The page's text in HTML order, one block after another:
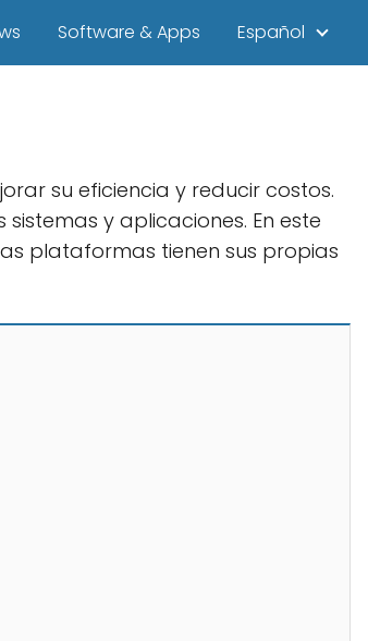
Software & Apps Español
su eficiencia y reducir costos.
y aplicaciones. En este
plataformas tienen sus propias